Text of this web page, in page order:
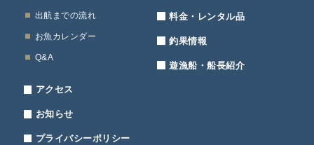
出航までの流れ
お魚カレンダー
Q&A
料金・レンタル品
釣果情報
遊漁船・船長紹介
アクセス
お知らせ
プライバシーポリシー